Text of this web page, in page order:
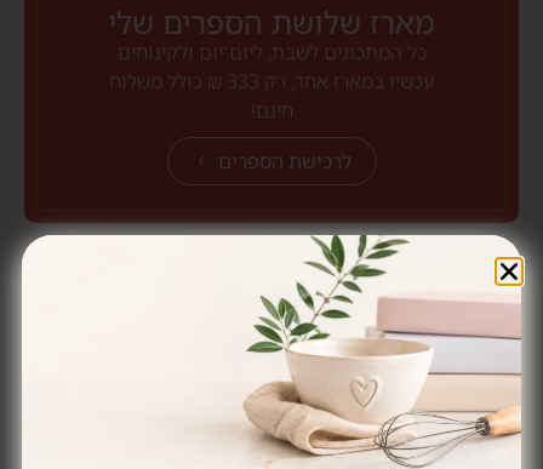
מארז שלושת הספרים שלי
כל המתכונים לשבת, ליום־יום ולקינוחים
עכשיו במארז אחד, רק 333 ₪ כולל משלוח
חינם!
לרכישת הספרים
הכנתם? שתפו באינסטגרם ותייגו
@heninthekitchen